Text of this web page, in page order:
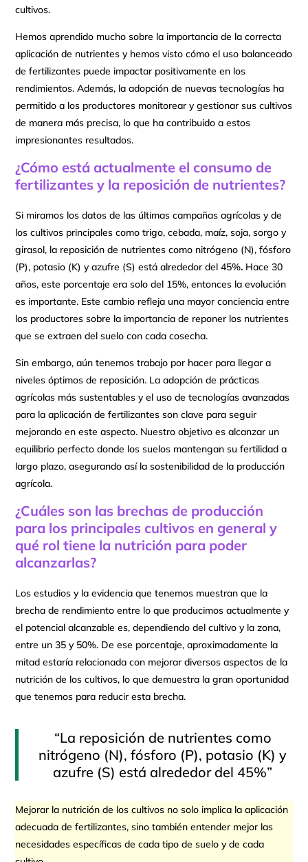
cultivos.
Hemos aprendido mucho sobre la importancia de la correcta
aplicación de nutrientes y hemos visto cómo el uso balanceado
de fertilizantes puede impactar positivamente en los
rendimientos. Además, la adopción de nuevas tecnologías ha
permitido a los productores monitorear y gestionar sus cultivos
de manera más precisa, lo que ha contribuido a estos
impresionantes resultados.
¿Cómo está actualmente el consumo de
fertilizantes y la reposición de nutrientes?
Si miramos los datos de las últimas campañas agrícolas y de
los cultivos principales como trigo, cebada, maíz, soja, sorgo y
girasol, la reposición de nutrientes como nitrógeno (N), fósforo
(P), potasio (K) y azufre (S) está alrededor del 45%. Hace 30
años, este porcentaje era solo del 15%, entonces la evolución
es importante. Este cambio refleja una mayor conciencia entre
los productores sobre la importancia de reponer los nutrientes
que se extraen del suelo con cada cosecha.
Sin embargo, aún tenemos trabajo por hacer para llegar a
niveles óptimos de reposición. La adopción de prácticas
agrícolas más sustentables y el uso de tecnologías avanzadas
para la aplicación de fertilizantes son clave para seguir
mejorando en este aspecto. Nuestro objetivo es alcanzar un
equilibrio perfecto donde los suelos mantengan su fertilidad a
largo plazo, asegurando así la sostenibilidad de la producción
agrícola.
¿Cuáles son las brechas de producción
para los principales cultivos en general y
qué rol tiene la nutrición para poder
alcanzarlas?
Los estudios y la evidencia que tenemos muestran que la
brecha de rendimiento entre lo que producimos actualmente y
el potencial alcanzable es, dependiendo del cultivo y la zona,
entre un 35 y 50%. De ese porcentaje, aproximadamente la
mitad estaría relacionada con mejorar diversos aspectos de la
nutrición de los cultivos, lo que demuestra la gran oportunidad
que tenemos para reducir esta brecha.
“La reposición de nutrientes como
nitrógeno (N), fósforo (P), potasio (K) y
azufre (S) está alrededor del 45%”
Mejorar la nutrición de los cultivos no solo implica la aplicación
adecuada de fertilizantes, sino también entender mejor las
necesidades específicas de cada tipo de suelo y de cada